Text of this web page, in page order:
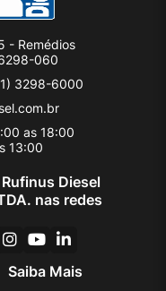
- Remédios
060
3298-6000
as 18:00
13:00
Diesel
nas redes
Saiba Mais